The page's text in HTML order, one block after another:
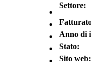
Settore:
Anno di
Stato:
Sito web: